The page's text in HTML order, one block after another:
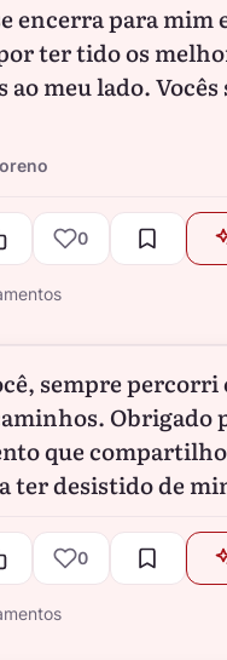
encerra para mim
ter tido os
ao meu lado. Vocês
0
sempre percorri
Obrigado
que
ter desistido de
0